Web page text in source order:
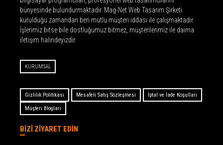
bünyesinde bulundurmaktadır. Mag-Net Web Tasarım Şirketi
kurulduğu zamandan beri mutlu müşteri iddası ile çalışmaktadır.
İşlerimiz bitse bile dostluğumuz bitmez, müşterilerimiz ile daima
iletişim halindeyizdir.
KURUMSAL
Gizlilik Politikası Mesafeli Satış Sözleşmesi İptal ve İade Koşulları
Müşteri Blogları
BİZİ ZİYARET EDİN